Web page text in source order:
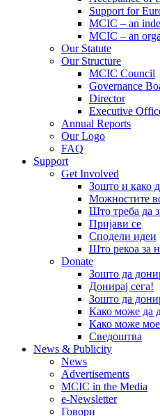
Support for
MCIC – an
MCIC – an
Our Statute
Our Structure
MCIC Council
Governance
Director
Executive
Annual Reports
Our Logo
FAQ
Support
Get Involved
Зошто и како
Можностите
Што треба да
Пријави се
Сподели идеи
Што рекоа за
Donate
Зошто да
Донирај сега!
Зошто да
Како може да
Како може
Сведоштва
News & Publicity
News
Advertisements
MCIC in the Media
e-Newsletter
Говори